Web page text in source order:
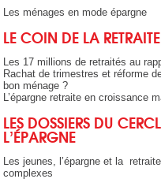
Les ménages en mode épargne
LE COIN DE LA RETRAITE
Les 17 millions de retraités au
Rachat de trimestres et réforme
bon ménage ?
L’épargne retraite en croissance
LES DOSSIERS DU
L’ÉPARGNE
Les jeunes, l’épargne et la
complexes